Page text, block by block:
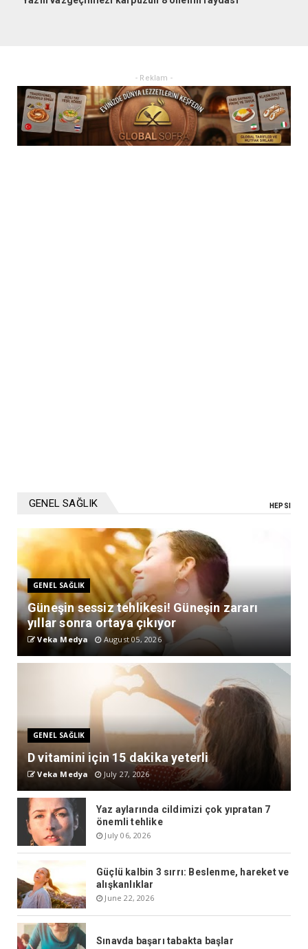
- Reklam -
GENEL SAĞLIK HEPSI
GENEL SAĞLIK
Güneşin sessiz tehlikesi! Güneşin zararı
yıllar sonra ortaya çıkıyor
Veka Medya August 05, 2026
GENEL SAĞLIK
D vitamini için 15 dakika yeterli
Veka Medya July 27, 2026
Yaz aylarında cildimizi çok yıpratan 7
önemli tehlike
July 06, 2026
Güçlü kalbin 3 sırrı: Beslenme, hareket ve
alışkanlıklar
June 22, 2026
Sınavda başarı tabakta başlar